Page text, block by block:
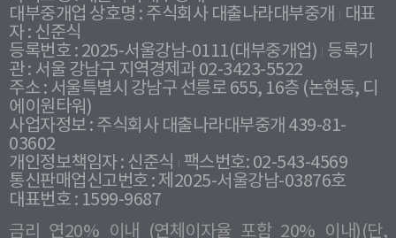
대부중개업 상호명 : 주식회사 대출나라대부중개
대표
자 : 신준식
등록번호 : 2025-서울강남-0111(대부중개업) 등록기
관 : 서울 강남구 지역경제과 02-3423-5522
주소 : 서울특별시 강남구 선릉로 655, 16층 (논현동, 디
에이원타워)
사업자정보 : 주식회사 대출나라대부중개 439-81-
03602
개인정보책임자 : 신준식
팩스번호: 02-543-4569
통신판매업신고번호 : 제2025-서울강남-03876호
대표번호 : 1599-9687
금리 연20% 이내 (연체이자율 포함 20% 이내)(단,